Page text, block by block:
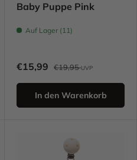
Baby Puppe Pink
Auf Lager (11)
€15,99 €19,95UVP
In den Warenkorb